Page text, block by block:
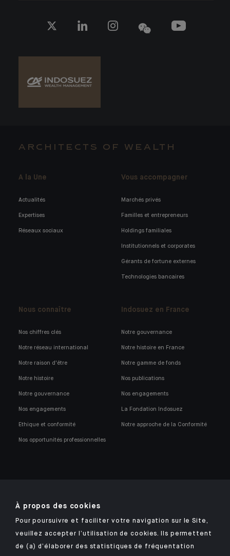
ARCHITECTS OF WEALTH
A la Une
Actualités
Expertises
Réseaux sociaux
Vous accompagner
Marchés privés
Familles et entrepreneurs
Holdings familiales
Institutionnels et corporates
Gérants de fortune externes
Technologies bancaires
Nous connaître
Nos chiffres clés
Notre réseau international
Notre raison d'être
Notre histoire
Notre gouvernance
Nos engagements
Ethique et conformité
Nos opportunités professionnelles
Indosuez en France
Notre gouvernance
Notre histoire en France
Notre gamme de fonds
Nos publications
Nos engagements
La Fondation Indosuez
Notre approche de la Conformité
Retrouvez notre application mobile Indosuez
À propos des cookies
Pour poursuivre et faciliter votre navigation sur le Site,
veuillez accepter l’utilisation de cookies. Ils permettent
de (a) d’élaborer des statistiques de fréquentation